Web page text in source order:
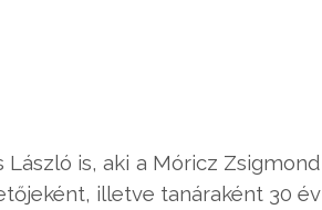
is, aki a Móricz Zsigmond
illetve tanáraként 30 év